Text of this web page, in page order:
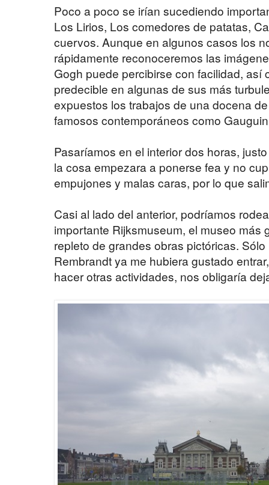
Poco a poco se irían sucediendo
Los Lirios, Los comedores de patatas,
cuervos. Aunque en algunos casos los
rápidamente reconoceremos las
Gogh puede percibirse con facilidad, así
predecible en algunas de sus más
expuestos los trabajos de una docena
famosos contemporáneos como
Pasaríamos en el interior dos horas,
la cosa empezara a ponerse fea y no
empujones y malas caras, por lo que
Casi al lado del anterior, podríamos
importante Rijksmuseum, el museo más
repleto de grandes obras pictóricas.
Rembrandt ya me hubiera gustado
hacer otras actividades, nos obligaría